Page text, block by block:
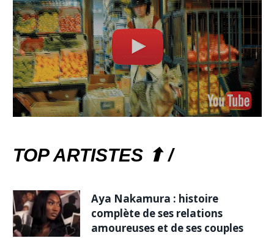
TOP ARTISTES ⬆ /
Aya Nakamura : histoire
complète de ses relations
amoureuses et de ses couples